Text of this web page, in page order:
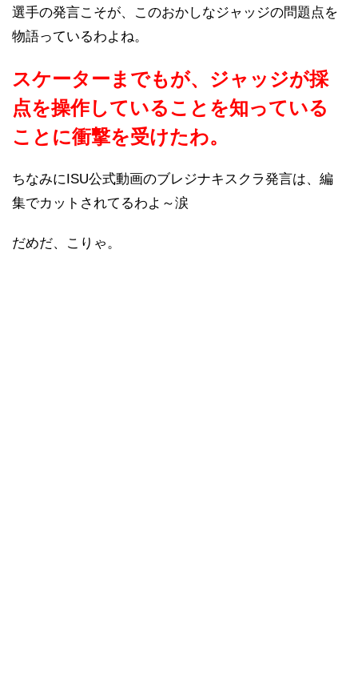
選手の発言こそが、このおかしなジャッジの問題点を
物語っているわよね。
スケーターまでもが、ジャッジが採
点を操作していることを知っている
ことに衝撃を受けたわ。
ちなみにISU公式動画のブレジナキスクラ発言は、編
集でカットされてるわよ～涙
だめだ、こりゃ。